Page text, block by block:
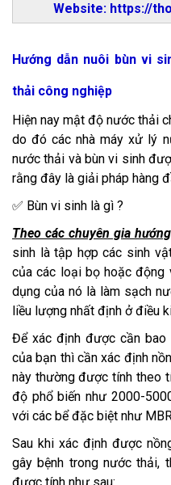
Website: https://
Hướng dẫn nuôi bùn vi
thải công nghiệp
Hiện nay mật độ nước thải
do đó các nhà máy xử lý
nước thải và bùn vi sinh
rằng đây là giải pháp hàng
✅ Bùn vi sinh là gì ?
Theo các chuyên gia
sinh là tập hợp các sinh
của các loại bọ hoặc động
dụng của nó là làm sạch
liều lượng nhất định ở điều
Để xác định được cần bao
của bạn thì cần xác định
này thường được tính theo
độ phổ biến như 2000-
với các bể đặc biệt như
Sau khi xác định được
gây bệnh trong nước thải,